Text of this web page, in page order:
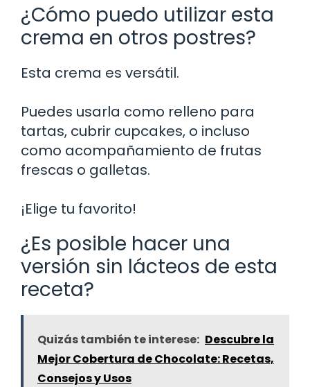
¿Cómo puedo utilizar esta
crema en otros postres?
Esta crema es versátil.
Puedes usarla como relleno para
tartas, cubrir cupcakes, o incluso
como acompañamiento de frutas
frescas o galletas.
¡Elige tu favorito!
¿Es posible hacer una
versión sin lácteos de esta
receta?
Quizás también te interese: Descubre la
Mejor Cobertura de Chocolate: Recetas,
Consejos y Usos